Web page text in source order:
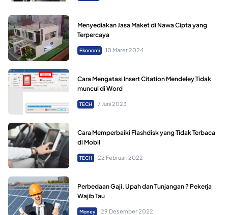
Menyediakan Jasa Maket di Nawa Cipta yang
Terpercaya
Ekonomi 10 Maret 2024
Cara Mengatasi Insert Citation Mendeley Tidak
muncul di Word
TECH 7 Juni 2023
Cara Memperbaiki Flashdisk yang Tidak Terbaca
di Mobil
TECH 22 Februari 2022
Perbedaan Gaji, Upah dan Tunjangan ? Pekerja
Wajib Tau
Money 29 Desember 2022